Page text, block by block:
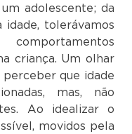
adolescente; da
tolerávamos
criança. Um olhar
que idade
mas, não
Ao idealizar o
movidos pela